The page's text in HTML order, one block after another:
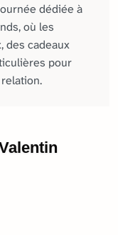
dédiée à
où les
des cadeaux
pour